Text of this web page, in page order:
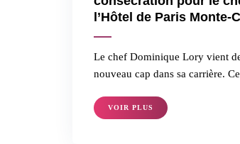
l’Hôtel de Paris Monte-
Le chef Dominique Lory vient
nouveau cap dans sa carrière.
VOIR PLUS